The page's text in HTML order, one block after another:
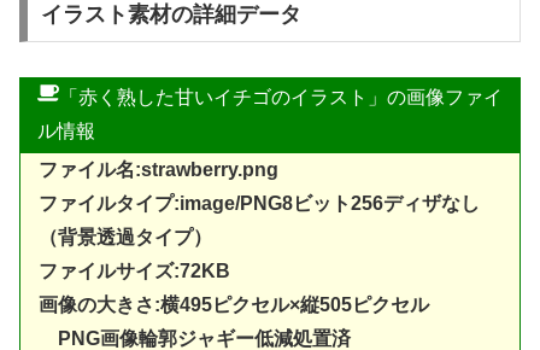
イラスト素材の詳細データ
「赤く熟した甘いイチゴのイラスト」の画像ファイ
ル情報
ファイル名:strawberry.png
ファイルタイプ:image/PNG8ビット256ディザなし
（背景透過タイプ）
ファイルサイズ:72KB
画像の大きさ:横495ピクセル×縦505ピクセル
PNG画像輪郭ジャギー低減処置済